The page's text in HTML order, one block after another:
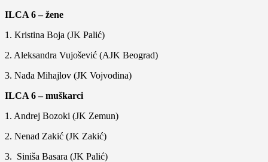
ILCA 6 – žene
1. Kristina Boja (JK Palić)
2. Aleksandra Vujošević (AJK Beograd)
3. Nađa Mihajlov (JK Vojvodina)
ILCA 6 – muškarci
1. Andrej Bozoki (JK Zemun)
2. Nenad Zakić (JK Zakić)
3. Siniša Basara (JK Palić)